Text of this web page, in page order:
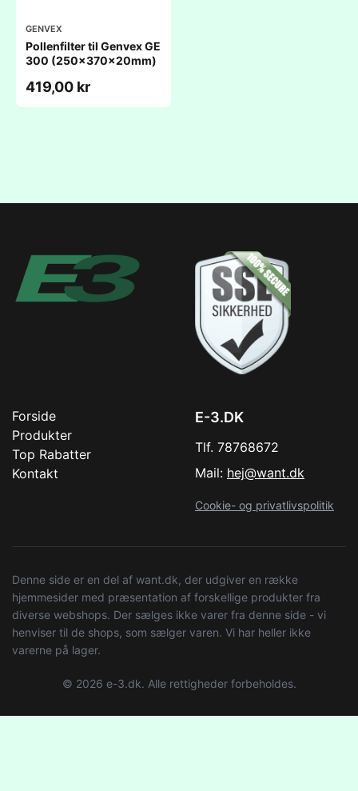
GENVEX
Pollenfilter til Genvex GE
300 (250x370x20mm)
419,00 kr
Forside
Produkter
Top Rabatter
Kontakt
E-3.DK
Tlf. 78768672
Mail: hej@want.dk
Cookie- og privatlivspolitik
Denne side er en del af want.dk, der udgiver en række
hjemmesider med præsentation af forskellige produkter fra
diverse webshops. Der sælges ikke varer fra denne side - vi
henviser til de shops, som sælger varen. Vi har heller ikke
varerne på lager.
© 2026 e-3.dk. Alle rettigheder forbeholdes.